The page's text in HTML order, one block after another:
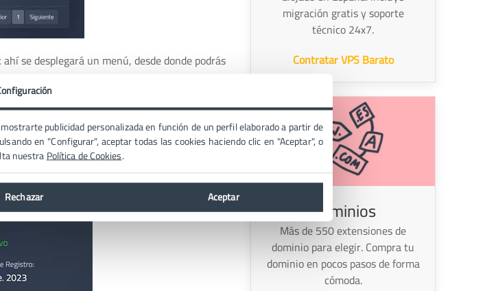
se desplegará un menú, desde donde podrás
migración gratis y soporte
técnico 24x7.
Contratar VPS Barato
Dominios
Más de 550 extensiones de
dominio para elegir. Compra tu
dominio en pocos pasos de forma
cómoda.
publicidad personalizada en función de un perfil elaborado a partir de
en "Configurar", aceptar todas las cookies haciendo clic en "Aceptar", o
nuestraPolítica de Cookies.
Rechazar Aceptar